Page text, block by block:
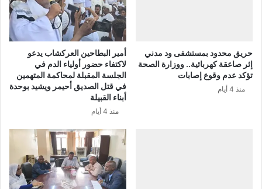
حريق محدود بمستشفى ود مدني
إثر صاعقة كهربائية.. ووزارة الصحة
تؤكد عدم وقوع إصابات
منذ 4 أيام
أمير البطاحين العركشاب يدعو
لاكتفاء حضور أولياء الدم في
الجلسة المقبلة لمحاكمة المتهمين
في قتل الصديق أحيمر ويشيد بوحدة
أبناء القبيلة
منذ 4 أيام